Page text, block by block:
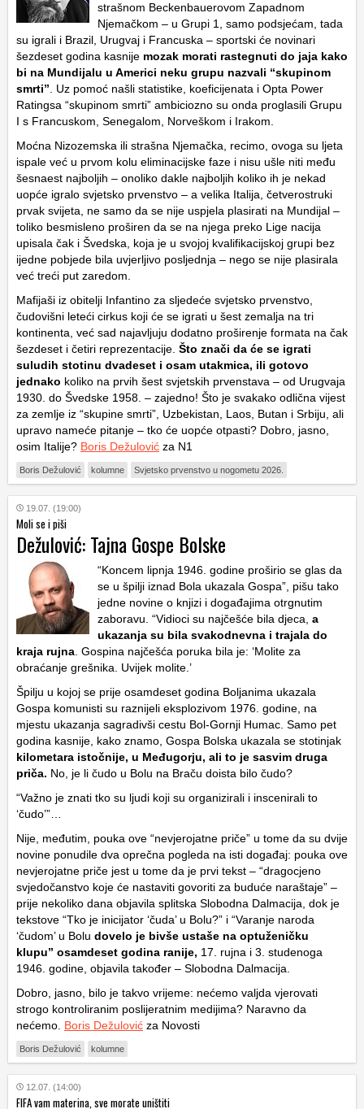
strašnom Beckenbauerovom Zapadnom
Njemačkom – u Grupi 1, samo podsjećam, tada
su igrali i Brazil, Urugvaj i Francuska – sportski će novinari
šezdeset godina kasnije mozak morati rastegnuti do jaja kako
bi na Mundijalu u Americi neku grupu nazvali “skupinom
smrti” . Uz pomoć našli statistike, koeficijenata i Opta Power
Ratingsa “skupinom smrti” ambiciozno su onda proglasili Grupu
I s Francuskom, Senegalom, Norveškom i Irakom.
Moćna Nizozemska ili strašna Njemačka, recimo, ovoga su ljeta
ispale već u prvom kolu eliminacijske faze i nisu ušle niti među
šesnaest najboljih – onoliko dakle najboljih koliko ih je nekad
uopće igralo svjetsko prvenstvo – a velika Italija, četverostruki
prvak svijeta, ne samo da se nije uspjela plasirati na Mundijal –
toliko besmisleno proširen da se na njega preko Lige nacija
upisala čak i Švedska, koja je u svojoj kvalifikacijskoj grupi bez
ijedne pobjede bila uvjerljivo posljednja – nego se nije plasirala
već treći put zaredom.
Mafijaši iz obitelji Infantino za sljedeće svjetsko prvenstvo,
čudovišni leteći cirkus koji će se igrati u šest zemalja na tri
kontinenta, već sad najavljuju dodatno proširenje formata na čak
šezdeset i četiri reprezentacije. Što znači da će se igrati
suludih stotinu dvadeset i osam utakmica, ili gotovo
jednako koliko na prvih šest svjetskih prvenstava – od Urugvaja
1930. do Švedske 1958. – zajedno! Što je svakako odlična vijest
za zemlje iz “skupine smrti”, Uzbekistan, Laos, Butan i Srbiju, ali
upravo nameće pitanje – tko će uopće otpasti? Dobro, jasno,
osim Italije? Boris Dežulović za N1
Boris Dežulović kolumne Svjetsko prvenstvo u nogometu 2026.
19.07. (19:00)
Moli se i piši
Dežulović: Tajna Gospe Bolske
“Koncem lipnja 1946. godine proširio se glas da
se u špilji iznad Bola ukazala Gospa”, pišu tako
jedne novine o knjizi i događajima otrgnutim
zaboravu. “Vidioci su najčešće bila djeca, a
ukazanja su bila svakodnevna i trajala do
kraja rujna . Gospina najčešća poruka bila je: ‘Molite za
obraćanje grešnika. Uvijek molite.’
Špilju u kojoj se prije osamdeset godina Boljanima ukazala
Gospa komunisti su raznijeli eksplozivom 1976. godine, na
mjestu ukazanja sagradivši cestu Bol-Gornji Humac. Samo pet
godina kasnije, kako znamo, Gospa Bolska ukazala se stotinjak
kilometara istočnije, u Međugorju, ali to je sasvim druga
priča. No, je li čudo u Bolu na Braču doista bilo čudo?
“Važno je znati tko su ljudi koji su organizirali i inscenirali to
‘čudo’”…
Nije, međutim, pouka ove “nevjerojatne priče” u tome da su dvije
novine ponudile dva oprečna pogleda na isti događaj: pouka ove
nevjerojatne priče jest u tome da je prvi tekst – “dragocjeno
svjedočanstvo koje će nastaviti govoriti za buduće naraštaje” –
prije nekoliko dana objavila splitska Slobodna Dalmacija, dok je
tekstove “Tko je inicijator ‘čuda’ u Bolu?” i “Varanje naroda
‘čudom’ u Bolu dovelo je bivše ustaše na optuženičku
klupu” osamdeset godina ranije, 17. rujna i 3. studenoga
1946. godine, objavila također – Slobodna Dalmacija.
Dobro, jasno, bilo je takvo vrijeme: nećemo valjda vjerovati
strogo kontroliranim poslijeratnim medijima? Naravno da
nećemo. Boris Dežulović za Novosti
Boris Dežulović kolumne
12.07. (14:00)
FIFA vam materina, sve morate uništiti